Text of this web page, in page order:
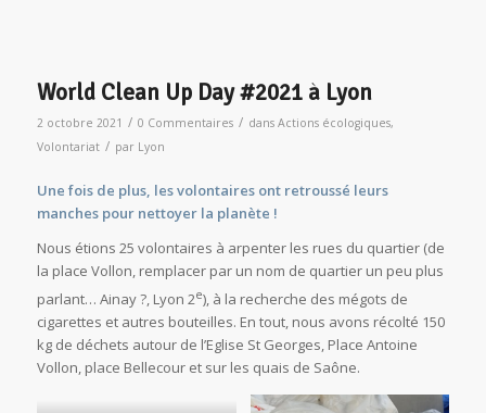
World Clean Up Day #2021 à Lyon
2 octobre 2021 / 0 Commentaires / dans Actions écologiques,
Volontariat / par Lyon
Une fois de plus, les volontaires ont retroussé leurs
manches pour nettoyer la planète !
Nous étions 25 volontaires à arpenter les rues du quartier (de
la place Vollon, remplacer par un nom de quartier un peu plus
parlant… Ainay ?, Lyon 2e), à la recherche des mégots de
cigarettes et autres bouteilles. En tout, nous avons récolté 150
kg de déchets autour de l’Eglise St Georges, Place Antoine
Vollon, place Bellecour et sur les quais de Saône.